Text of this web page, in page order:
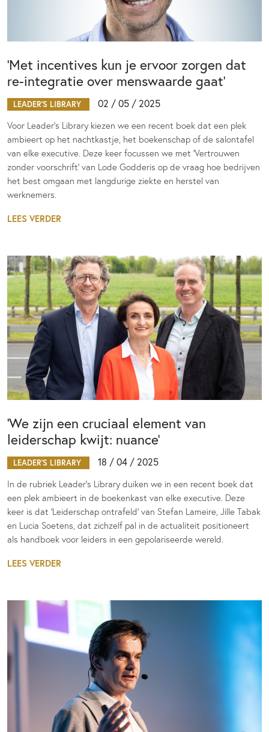
‘Met incentives kun je ervoor zorgen dat
re-integratie over menswaarde gaat’
LEADER'S LIBRARY 02 / 05 / 2025
Voor Leader's Library kiezen we een recent boek dat een plek
ambieert op het nachtkastje, het boekenschap of de salontafel
van elke executive. Deze keer focussen we met ‘Vertrouwen
zonder voorschrift’ van Lode Godderis op de vraag hoe bedrijven
het best omgaan met langdurige ziekte en herstel van
werknemers.
LEES VERDER
‘We zijn een cruciaal element van
leiderschap kwijt: nuance’
LEADER'S LIBRARY 18 / 04 / 2025
In de rubriek Leader’s Library duiken we in een recent boek dat
een plek ambieert in de boekenkast van elke executive. Deze
keer is dat ‘Leiderschap ontrafeld’ van Stefan Lameire, Jille Tabak
en Lucia Soetens, dat zichzelf pal in de actualiteit positioneert
als handboek voor leiders in een gepolariseerde wereld.
LEES VERDER